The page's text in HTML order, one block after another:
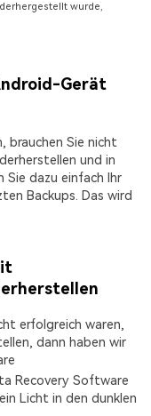
wurde,
Gerät
brauchen Sie nicht
und in
Sie dazu einfach Ihr
Backups. Das wird
erfolgreich waren,
dann haben wir
Recovery Software
Licht in den dunklen